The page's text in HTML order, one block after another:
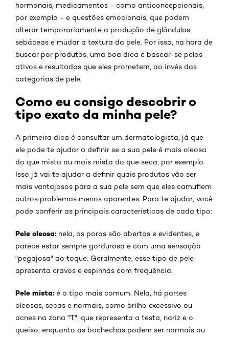
hormonais, medicamentos - como anticoncepcionais,
por exemplo - e questões emocionais, que podem
alterar temporariamente a produção de glândulas
sebáceas e mudar a textura da pele. Por isso, na hora de
buscar por produtos, uma boa dica é basear-se pelos
ativos e resultados que eles prometem, ao invés das
categorias de pele.
Como eu consigo descobrir o
tipo exato da minha pele?
A primeira dica é consultar um dermatologista, já que
ele pode te ajudar a definir se a sua pele é mais oleosa
do que mista ou mais mista do que seca, por exemplo.
Isso já vai te ajudar a definir quais produtos vão ser
mais vantajosos para a sua pele sem que eles camuflem
outros problemas menos aparentes. Para te ajudar, você
pode conferir as principais características de cada tipo:
Pele oleosa: nela, os poros são abertos e evidentes, e
parece estar sempre gordurosa e com uma sensação
"pegajosa" ao toque. Geralmente, esse tipo de pele
apresenta cravos e espinhas com frequência.
Pele mista: é o tipo mais comum. Nela, há partes
oleosas, secas e normais, como brilho excessivo ou
acnes na zona "T", que representa a testa, nariz e o
queixo, enquanto as bochechas podem ser normais ou